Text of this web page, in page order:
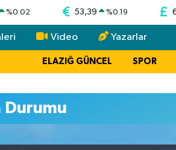
%0.02 53,39 %0.19
Video Yazarlar
ELAZIĞ GÜNCEL SPOR